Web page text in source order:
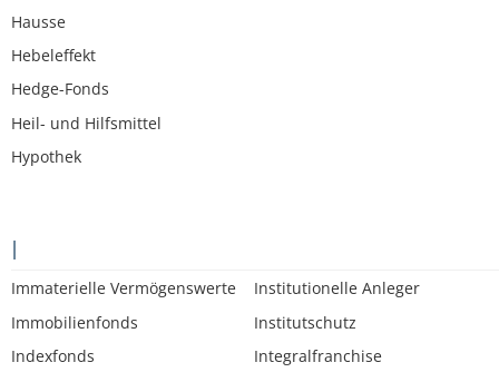
Hausse
Hebeleffekt
Hedge-Fonds
Heil- und Hilfsmittel
Hypothek
I
Immaterielle Vermögenswerte
Immobilienfonds
Indexfonds
Institutionelle Anleger
Institutschutz
Integralfranchise